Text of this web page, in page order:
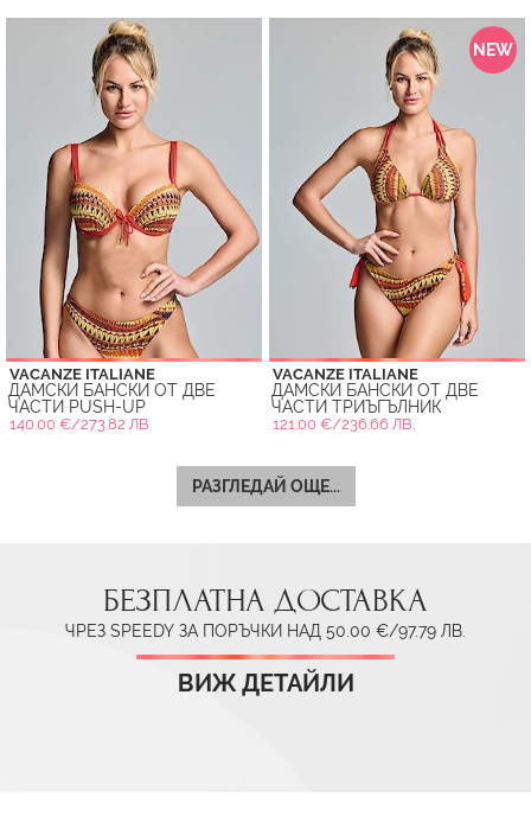
VACANZE ITALIANE
ДАМСКИ БАНСКИ ОТ ДВЕ
ЧАСТИ PUSH-UP
140.00 €/273.82 ЛВ.
NEW
VACANZE ITALIANE
ДАМСКИ БАНСКИ ОТ ДВЕ
ЧАСТИ ТРИЪГЪЛНИК
121.00 €/236.66 ЛВ.
РАЗГЛЕДАЙ ОЩЕ...
БЕЗПЛАТНА ДОСТАВКА
ЧРЕЗ SPEEDY ЗА ПОРЪЧКИ НАД 50.00 €/97.79 ЛВ.
ВИЖ ДЕТАЙЛИ